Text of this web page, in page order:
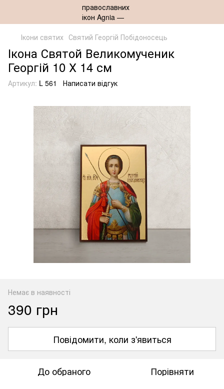
Ікони святих Святий Георгій Побідоносець
Ікона Святой Великомученик
Георгій 10 Х 14 см
Артикул: L 561 Написати відгук
Немає в наявності
390 грн
Повідомити, коли з'явиться
До обраного Порівняти